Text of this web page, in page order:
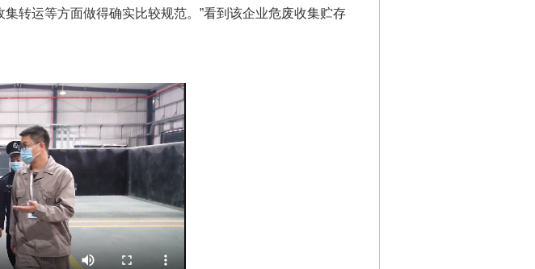
转运等方面做得确实比较规范。”看到该企业危废收集贮存